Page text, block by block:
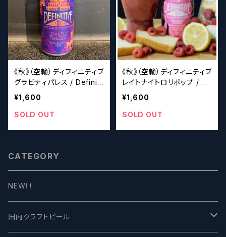
《秋》（空輸）ディフィニティブ
グラビティパレス / Definiti
ve Gravity Palace
¥1,600
SOLD OUT
《秋》（空輸）ディフィニティブ
レイトナイトロリポップ / De
finitive Late Nite Lollipo
¥1,600
SOLD OUT
CATEGORY
NEW！！
国内クラフトビール